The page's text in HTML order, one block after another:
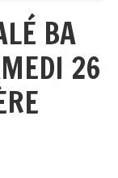
BA
26